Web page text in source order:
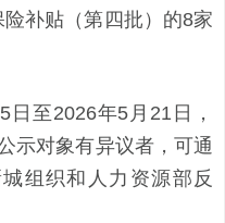
补贴（第四批）的8家
至2026年5月21日，
示对象有异议者，可通
组织和人力资源部反